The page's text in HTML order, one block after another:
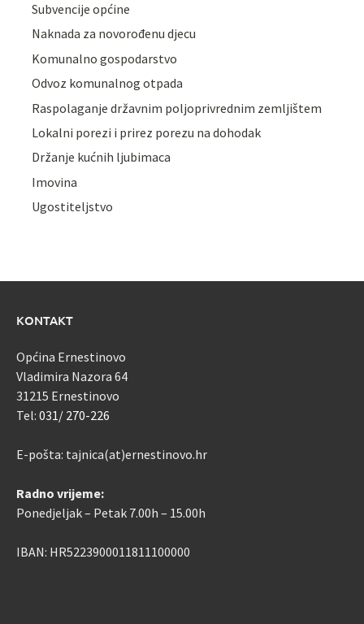
Subvencije općine
Naknada za novorođenu djecu
Komunalno gospodarstvo
Odvoz komunalnog otpada
Raspolaganje državnim poljoprivrednim zemljištem
Lokalni porezi i prirez porezu na dohodak
Držanje kućnih ljubimaca
Imovina
Ugostiteljstvo
KONTAKT
Općina Ernestinovo
Vladimira Nazora 64
31215 Ernestinovo
Tel: 031/ 270-226
E-pošta: tajnica(at)ernestinovo.hr
Radno vrijeme:
Ponedjeljak – Petak 7.00h – 15.00h
IBAN: HR5223900011811100000